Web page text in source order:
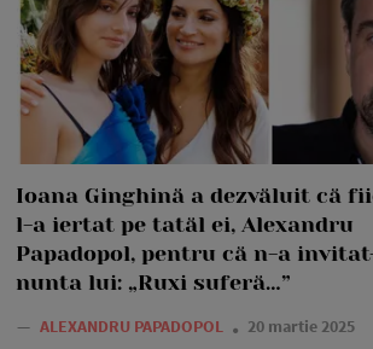
Ioana Ginghină a dezvăluit că
l-a iertat pe tatăl ei, Alexandru
Papadopol, pentru că n-a
nunta lui: „Ruxi suferă…”
— ALEXANDRU PAPADOPOL 20 martie 2025